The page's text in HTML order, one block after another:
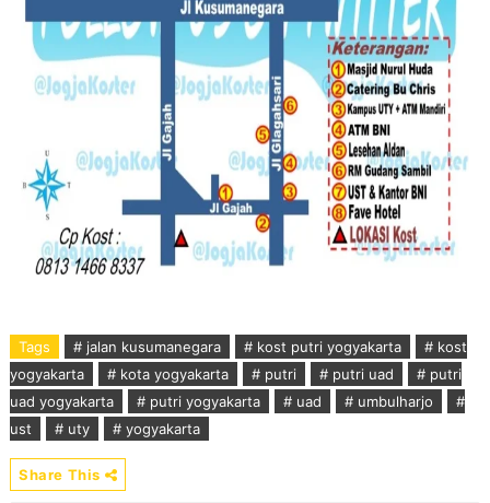
Tags # jalan kusumanegara # kost putri yogyakarta
# kost
yogyakarta
# kota yogyakarta # putri # putri uad
# putri
uad yogyakarta
# putri yogyakarta # uad # umbulharjo
#
ust
# uty # yogyakarta
Share This